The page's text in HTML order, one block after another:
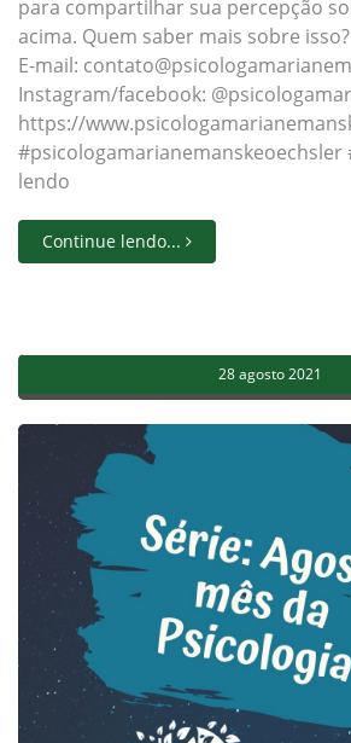
para compartilhar sua percepção
acima. Quem saber mais sobre
E-mail:
Instagram/facebook:
https://
lendo
Continue lendo...
28 agosto 2021